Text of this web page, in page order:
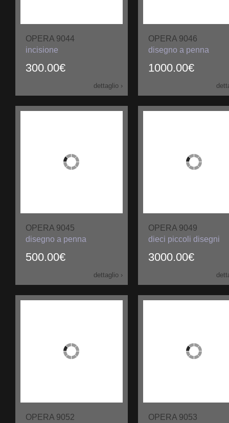
OPERA 9044
300.00€
incisione
dettaglio ›
OPERA 9046
1000.00€
disegno a penna
OPERA 9045
500.00€
disegno a penna
dettaglio ›
OPERA 9049
3000.00€
dieci piccoli disegni
OPERA 9052 OPERA 9053